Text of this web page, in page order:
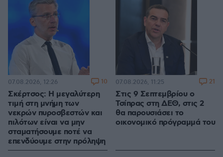
Σκέρτσος: Η μεγαλύτερη
τιμή στη μνήμη των
νεκρών πυροσβεστών και
πιλότων είναι να μην
σταματήσουμε ποτέ να
επενδύουμε στην πρόληψη
07.08.2026, 12:26 10
Στις 9 Σεπτεμβρίου ο
Τσίπρας στη ΔΕΘ, στις 2
θα παρουσιάσει το
οικονομικό πρόγραμμά του
07.08.2026, 11:25 21